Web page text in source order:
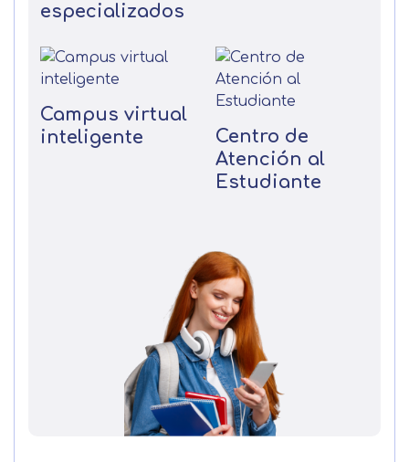
especializados
Campus virtual
inteligente
Centro de
Atención al
Estudiante